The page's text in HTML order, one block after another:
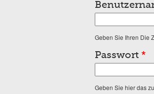
Geben Sie Ihren Die
Passwort *
Geben Sie hier das